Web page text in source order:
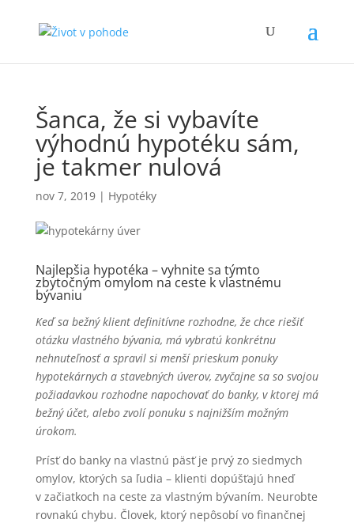
Šanca, že si vybavíte
výhodnú hypotéku sám,
je takmer nulová
nov 7, 2019| Hypotéky
Najlepšia hypotéka – vyhnite sa týmto
zbytočným omylom na ceste k vlastnému
bývaniu
Keď sa bežný klient definitívne rozhodne, že chce riešiť
otázku vlastného bývania, má vybratú konkrétnu
nehnuteľnosť a spravil si menší prieskum ponuky
hypotekárnych a stavebných úverov, zvyčajne sa so svojou
požiadavkou rozhodne napochovať do banky, v ktorej má
bežný účet, alebo zvolí ponuku s najnižším možným
úrokom.
Prísť do banky na vlastnú päsť je prvý zo siedmych
omylov, ktorých sa ľudia – klienti dopúšťajú hneď
v začiatkoch na ceste za vlastným bývaním. Neurobte
rovnakú chybu. Človek, ktorý nepôsobí vo finančnej